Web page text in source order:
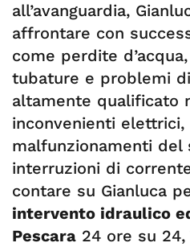
all’avanguardia,
affrontare con
come perdite
tubature e problemi
altamente qualificato
inconvenienti elettrici,
malfunzionamenti
interruzioni di
contare su Gianluca
intervento idraulico
Pescara 24 ore su 24,